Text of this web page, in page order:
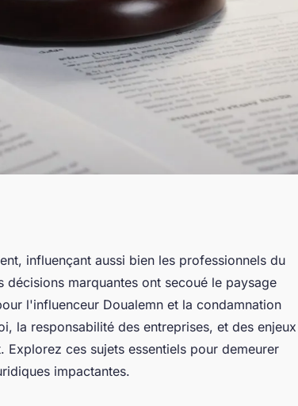
et
influençant aussi bien les professionnels du
marquantes ont secoué le paysage
l'influenceur Doualemn et la condamnation
la responsabilité des entreprises, et des enjeux
ces sujets essentiels pour demeurer
impactantes.